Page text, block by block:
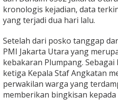
kronologis kejadian, data
yang terjadi dua hari lalu.
Setelah dari posko tanggap
PMI Jakarta Utara yang
kebakaran Plumpang.
ketiga Kepala Staf Angkatan
perwakilan warga yang
memberikan bingkisan